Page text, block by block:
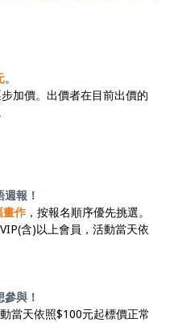
。
加價。出價者在目前出價的
報！
畫作 ，按報名順序優先挑選。
含)以上會員，活動當天依
與！
當天依照$100元起標價正常